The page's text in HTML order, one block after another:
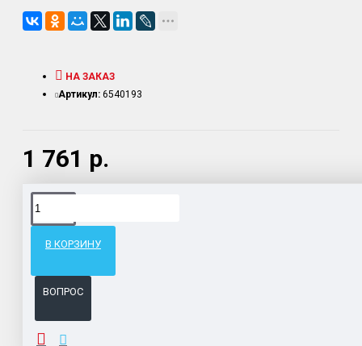
1 761 р.
НА ЗАКАЗ
Артикул: 6540193
В КОРЗИНУ
ВОПРОС
Доставка товара по всему Таможенному союзу.
ОПИСАНИЕ